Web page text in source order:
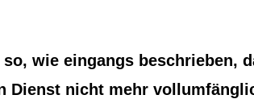
wie eingangs beschrieben,
Dienst nicht mehr